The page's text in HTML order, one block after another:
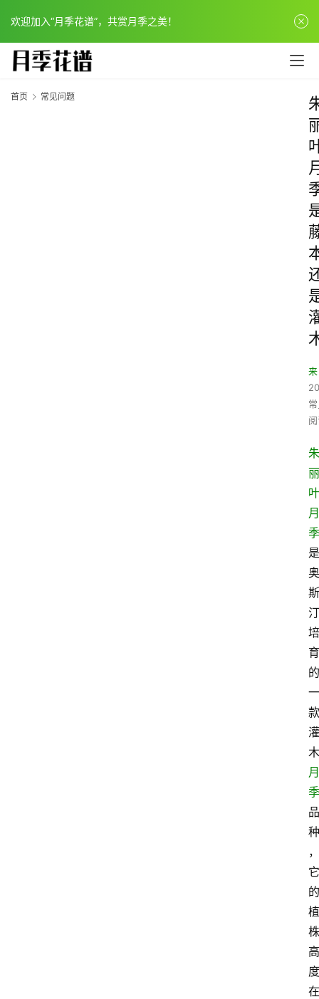
欢迎加入“月季花谱”，共赏月季之美！
首页 常见问题
朱
丽
叶
月
季
是
奥
斯
汀
培
育
的
一
款
灌
木
月
季
品
种
，
它
的
植
株
高
度
在